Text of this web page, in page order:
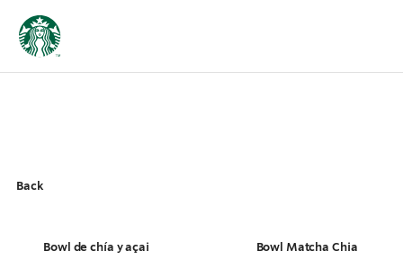
Back
Bowl de chía y açai Bowl Matcha Chia